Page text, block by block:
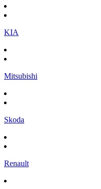
KIA
Mitsubishi
Skoda
Renault